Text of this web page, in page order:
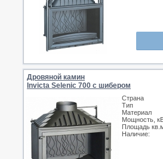
Дровяной камин
Invicta Selenic 700 с шибером
Страна
Тип
Материал
Мощность,
Площадь
Наличие: